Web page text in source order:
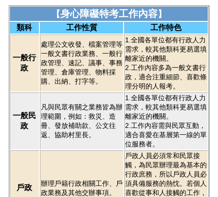
【身心障礙特考工作內容】
類科 工作性質 工作特色
一般行
政
處理公文收發、檔案管理等
一般文書行政業務、一般行
政管理、速記、議事、事務
管理、倉庫管理、物料採
購、出納、打字等。
1.全國各單位都有行政人力
需求，較其他類科更易選填
離家近的機關。
2.工作內容多為一般文書行
政，適合注重細節、喜歡條
理分明的人報考。
一般民
政
凡與民眾有關之業務皆為辦
理範圍，例如：救災、造
冊、發放補助款、公文往
返、協助村里長。
1.全國各單位都有行政人力
需求，較其他類科更易選填
離家近的機關。
2.工作內容需與民眾互動，
適合喜愛在基層第一線的單
位服務者。
戶政
辦理戶籍行政相關工作、戶
政業務及其他交辦事項。
戶政人員必須常和民眾接
觸，為民眾辦理最為基本的
行政庶務，所以戶政人員必
須具備服務的熱忱。若個人
喜歡從事和人接觸的工作，